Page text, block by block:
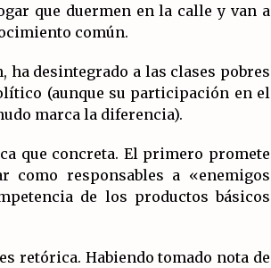
que duermen en la calle y van a
común.
desintegrado a las clases pobres
(aunque su participación en el
marca la diferencia).
que concreta. El primero promete
como responsables a «enemigos
de los productos básicos
retórica. Habiendo tomado nota de